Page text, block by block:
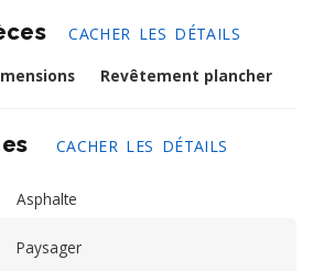
CACHER LES DÉTAILS
Revêtement plancher
CACHER LES DÉTAILS
Asphalte
Paysager